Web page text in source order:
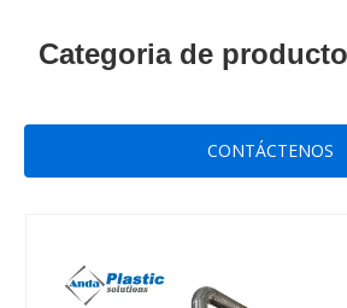
Categoria de producto
CONTÁCTENOS